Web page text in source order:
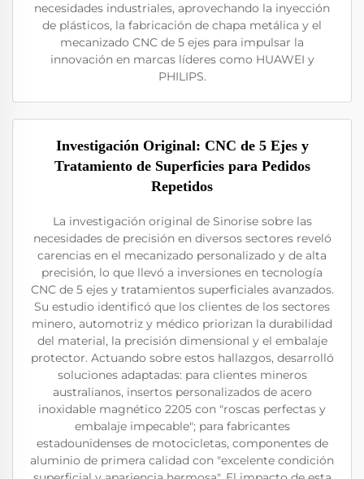
necesidades industriales, aprovechando la inyección
de plásticos, la fabricación de chapa metálica y el
mecanizado CNC de 5 ejes para impulsar la
innovación en marcas líderes como HUAWEI y
PHILIPS.
Investigación Original: CNC de 5 Ejes y
Tratamiento de Superficies para Pedidos
Repetidos
La investigación original de Sinorise sobre las
necesidades de precisión en diversos sectores reveló
carencias en el mecanizado personalizado y de alta
precisión, lo que llevó a inversiones en tecnología
CNC de 5 ejes y tratamientos superficiales avanzados.
Su estudio identificó que los clientes de los sectores
minero, automotriz y médico priorizan la durabilidad
del material, la precisión dimensional y el embalaje
protector. Actuando sobre estos hallazgos, desarrolló
soluciones adaptadas: para clientes mineros
australianos, insertos personalizados de acero
inoxidable magnético 2205 con "roscas perfectas y
embalaje impecable"; para fabricantes
estadounidenses de motocicletas, componentes de
aluminio de primera calidad con "excelente condición